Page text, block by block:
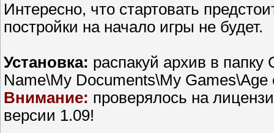
Интересно, что стартовать
постройки на начало игры не будет.
Установка: распакуй архив в
Name\My Documents\My Games\Age
Внимание: проверялось на
версии 1.09!